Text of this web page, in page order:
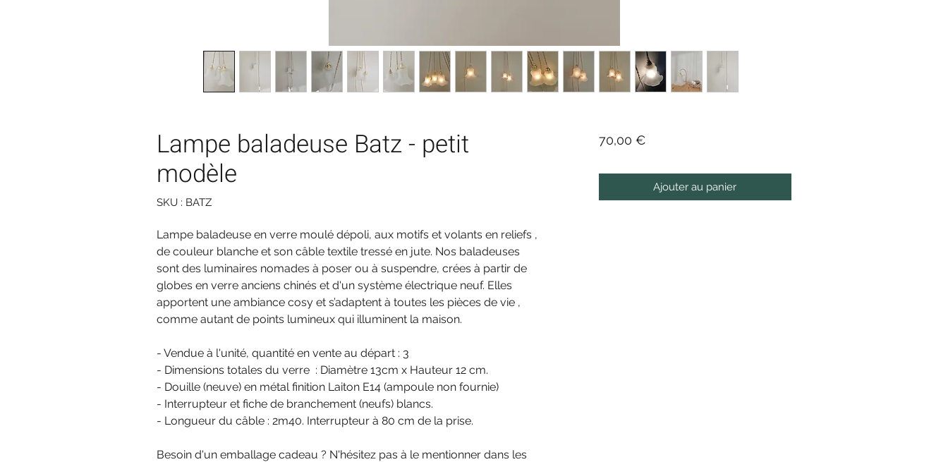
Lampe baladeuse Batz - petit
modèle
SKU : BATZ
Lampe baladeuse en verre moulé dépoli, aux motifs et volants en reliefs ,
de couleur blanche et son câble textile tressé en jute. Nos baladeuses
sont des luminaires nomades à poser ou à suspendre, crées à partir de
globes en verre anciens chinés et d'un système électrique neuf. Elles
apportent une ambiance cosy et s’adaptent à toutes les pièces de vie ,
comme autant de points lumineux qui illuminent la maison.
- Vendue à l'unité, quantité en vente au départ : 3
- Dimensions totales du verre : Diamètre 13cm x Hauteur 12 cm.
- Douille (neuve) en métal finition Laiton E14 (ampoule non fournie)
- Interrupteur et fiche de branchement (neufs) blancs.
- Longueur du câble : 2m40. Interrupteur à 80 cm de la prise.
Besoin d'un emballage cadeau ? N'hésitez pas à le mentionner dans les
70,00 €Prix
Ajouter au panier